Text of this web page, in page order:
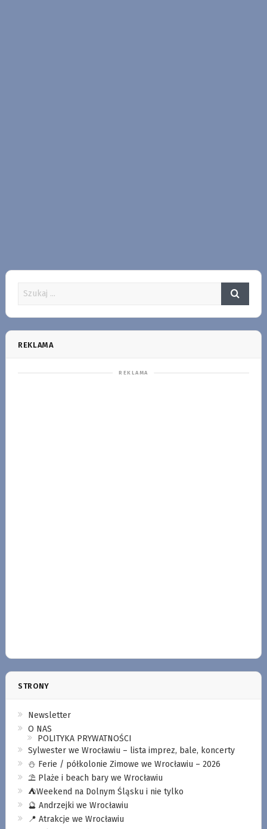
REKLAMA
STRONY
Newsletter
O NAS
POLITYKA PRYWATNOŚCI
Sylwester we Wrocławiu – lista imprez, bale, koncerty
⛄️ Ferie / półkolonie Zimowe we Wrocławiu – 2026
⛱️ Plaże i beach bary we Wrocławiu
⛺️Weekend na Dolnym Śląsku i nie tylko
🔮 Andrzejki we Wrocławiu
📍 Atrakcje we Wrocławiu